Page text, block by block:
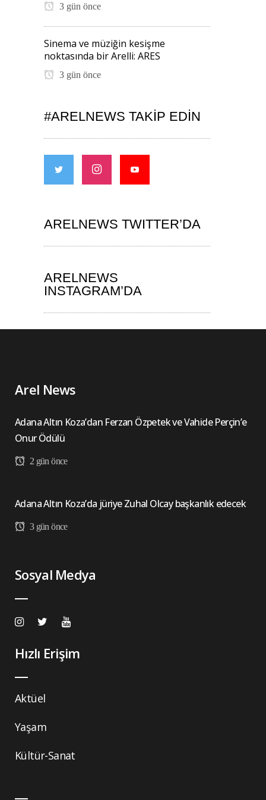
3 gün önce
Sinema ve müziğin kesişme
noktasında bir Arelli: ARES
3 gün önce
#ARELNEWS TAKIP EDIN
ARELNEWS TWITTER’DA
ARELNEWS
INSTAGRAM’DA
Arel News
Adana Altın Koza’dan Ferzan Özpetek ve Vahide Perçin’e
Onur Ödülü
2 gün önce
Adana Altın Koza’da jüriye Zuhal Olcay başkanlık edecek
3 gün önce
Sosyal Medya
Hızlı Erişim
Aktüel
Yaşam
Kültür-Sanat